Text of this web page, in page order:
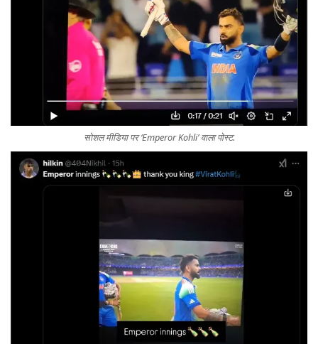
सोशल मीडिया पर ‘Emperor Kohli’ वाला पोस्ट.